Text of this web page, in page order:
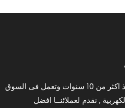
هى شركة مصرية تأسست منذ اكثر من 10 سنوات وتعمل فى السوق
, نقدم لعملائنــا افضل